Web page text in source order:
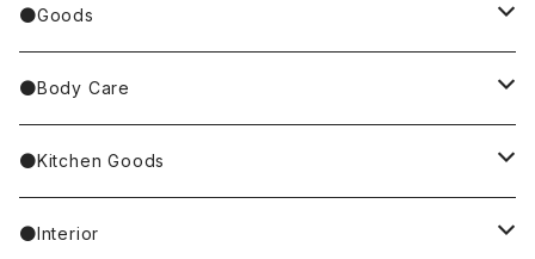
Richard Scarry/リチャード・スキャリー
Palnart Poc
4F Palnart Poc（cat）
Hannah Turner
Casselini/HEY! Mrs ROSE
BETTY BOOP
PINGU
ノンタン
rabbit／うさぎ
Tote Bag
Other Bag
Pouch
Handkerchief／Towel／TENUGUI
Socks
Stole／Muffler
earrings／ピアス
clip on earrings／イヤリング
ear cuff／イヤーカフ
necklace／ネックレス
●Goods
Mirror
ornaments／accessory case
toys／stuffed toy
●Body Care
hand soap
hand cream
●Kitchen Goods
tableware
●Interior